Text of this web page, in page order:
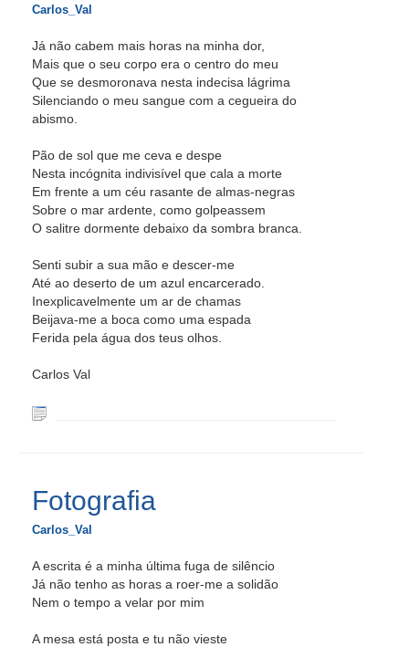
Carlos_Val
Já não cabem mais horas na minha dor,
Mais que o seu corpo era o centro do meu
Que se desmoronava nesta indecisa lágrima
Silenciando o meu sangue com a cegueira do
abismo.
Pão de sol que me ceva e despe
Nesta incógnita indivisível que cala a morte
Em frente a um céu rasante de almas-negras
Sobre o mar ardente, como golpeassem
O salitre dormente debaixo da sombra branca.
Senti subir a sua mão e descer-me
Até ao deserto de um azul encarcerado.
Inexplicavelmente um ar de chamas
Beijava-me a boca como uma espada
Ferida pela água dos teus olhos.
Carlos Val
Fotografia
Carlos_Val
A escrita é a minha última fuga de silêncio
Já não tenho as horas a roer-me a solidão
Nem o tempo a velar por mim
A mesa está posta e tu não vieste